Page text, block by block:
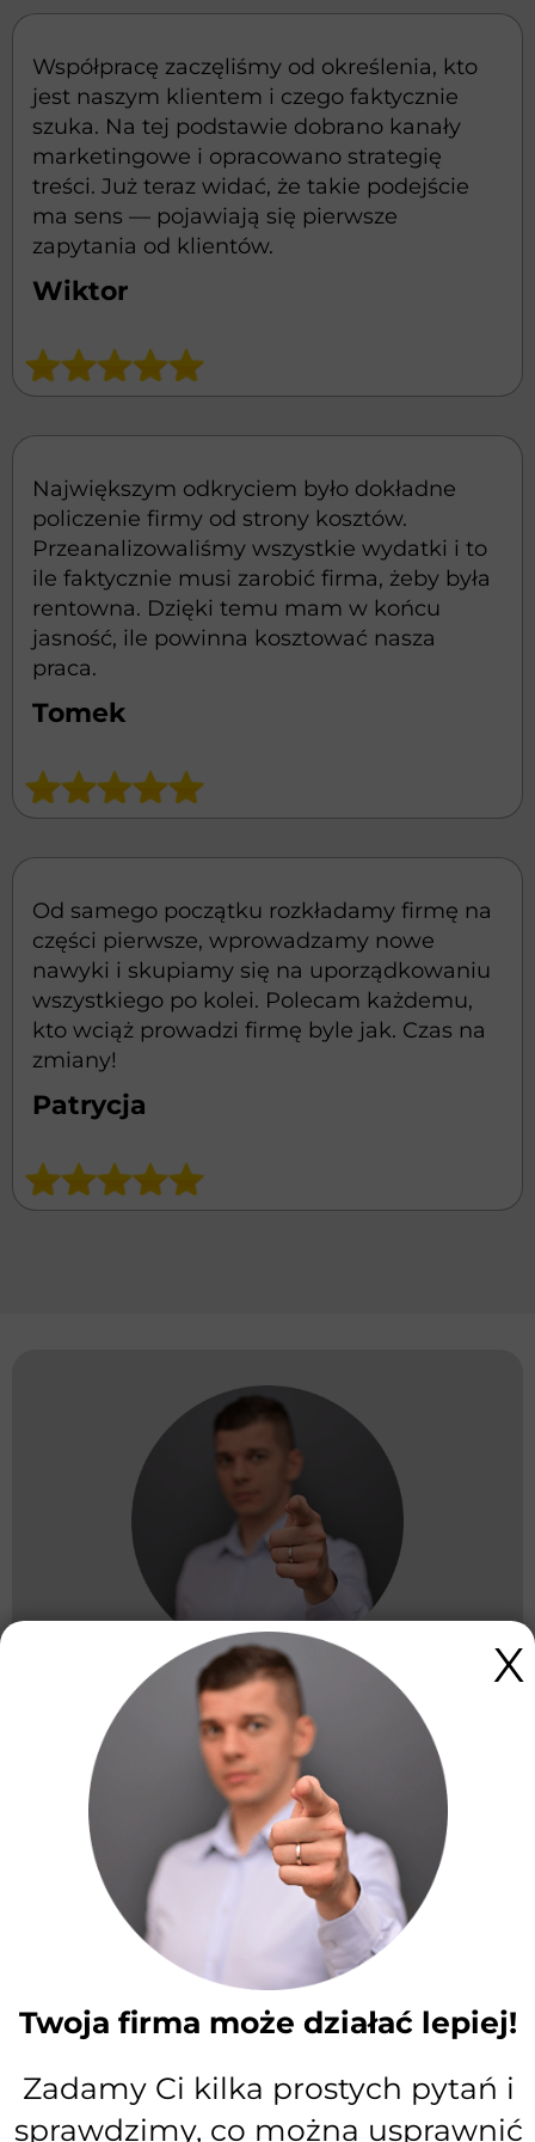
Współpracę zaczęliśmy od określenia, kto
jest naszym klientem i czego faktycznie
szuka. Na tej podstawie dobrano kanały
marketingowe i opracowano strategię
treści. Już teraz widać, że takie podejście
ma sens — pojawiają się pierwsze
zapytania od klientów.
Wiktor
Największym odkryciem było dokładne
policzenie firmy od strony kosztów.
Przeanalizowaliśmy wszystkie wydatki i to
ile faktycznie musi zarobić firma, żeby była
rentowna. Dzięki temu mam w końcu
jasność, ile powinna kosztować nasza
praca.
Tomek
Od samego początku rozkładamy firmę na
części pierwsze, wprowadzamy nowe
nawyki i skupiamy się na uporządkowaniu
wszystkiego po kolei. Polecam każdemu,
kto wciąż prowadzi firmę byle jak. Czas na
zmiany!
Patrycja
Twoja firma w Krakowie może
działać lepiej.
Umów konsultację!
Umów bezpłatną 15-minutową konsultację.
Opowiesz o swojej sytuacji — powiemy
wprost, czy i jak możemy pomóc.
X
Twoja firma może działać lepiej!
Zadamy Ci kilka prostych pytań i
sprawdzimy, co można usprawnić